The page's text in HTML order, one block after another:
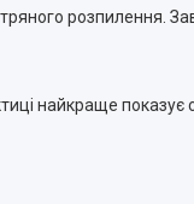
розпилення.
найкраще показує